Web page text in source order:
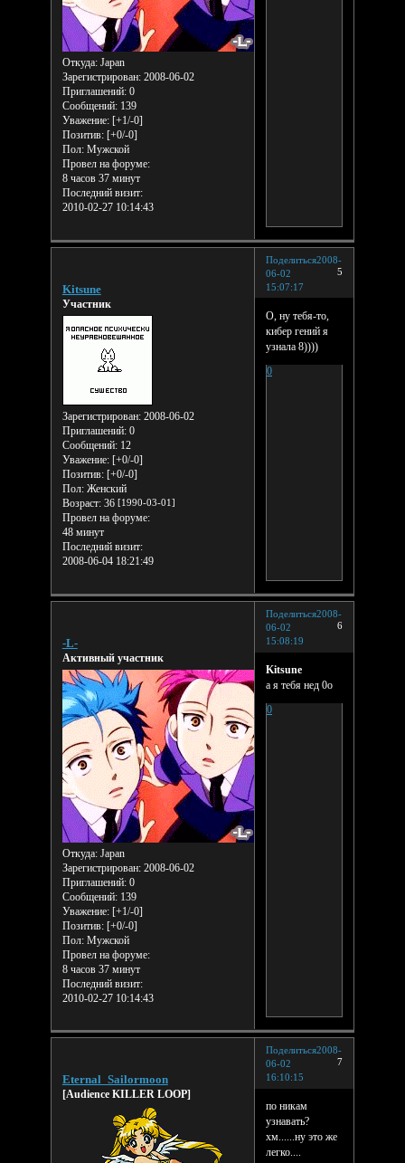
Откуда:Japan
Зарегистрирован: 2008-06-02
Приглашений:0
Сообщений:139
Уважение: [+1/-0]
Позитив: [+0/-0]
Пол:Мужской
Провел на форуме:
8 часов 37 минут
Последний визит:
2010-02-27 10:14:43
Поделиться
5
2008-
06-02
15:07:17
Kitsune
Участник
Зарегистрирован: 2008-06-02
Приглашений:0
Сообщений:12
Уважение: [+0/-0]
Позитив: [+0/-0]
Пол:Женский
Возраст:36 [1990-03-01]
Провел на форуме:
48 минут
Последний визит:
2008-06-04 18:21:49
О, ну тебя-то,
кибер гений я
узнала 8))))
0
Поделиться
6
2008-
06-02
15:08:19
-L-
Активный участник
Откуда:Japan
Зарегистрирован: 2008-06-02
Приглашений:0
Сообщений:139
Уважение: [+1/-0]
Позитив: [+0/-0]
Пол:Мужской
Провел на форуме:
8 часов 37 минут
Последний визит:
2010-02-27 10:14:43
Kitsune
а я тебя нед 0о
0
Поделиться
7
2008-
06-02
16:10:15
Eternal_Sailormoon
[Audience KILLER LOOP]
по никам
узнавать?
хм......ну это же
легко....